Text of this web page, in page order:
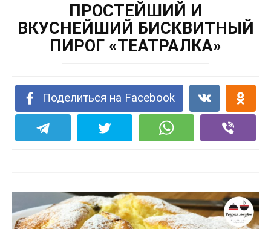
ПРОСТЕЙШИЙ И
ВКУСНЕЙШИЙ БИСКВИТНЫЙ
ПИРОГ «ТЕАТРАЛКА»
Поделиться на Facebook